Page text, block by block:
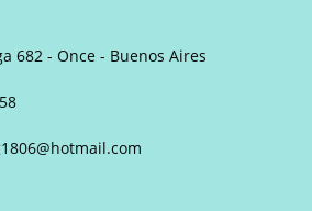
682 - Once - Buenos Aires